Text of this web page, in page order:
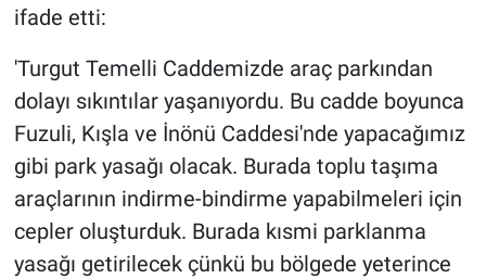
ifade etti:
'Turgut Temelli Caddemizde araç parkından
dolayı sıkıntılar yaşanıyordu. Bu cadde boyunca
Fuzuli, Kışla ve İnönü Caddesi'nde yapacağımız
gibi park yasağı olacak. Burada toplu taşıma
araçlarının indirme-bindirme yapabilmeleri için
cepler oluşturduk. Burada kısmi parklanma
yasağı getirilecek çünkü bu bölgede yeterince